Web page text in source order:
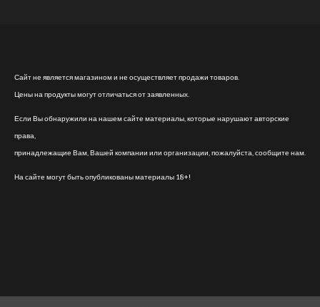
Сайт не является магазином и не осуществляет продажи товаров.
Цены на продукты могут отличаться от заявленных.
Если Вы обнаружили на нашем сайте материалы, которые нарушают авторские
права,
принадлежащие Вам, Вашей компании или организации, пожалуйста, сообщите нам.
На сайте могут быть опубликованы материалы 18+!